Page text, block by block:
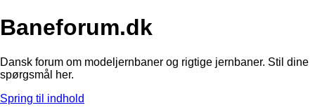
Baneforum.dk
Dansk forum om modeljernbaner og rigtige jernbaner. Stil dine
spørgsmål her.
Spring til indhold